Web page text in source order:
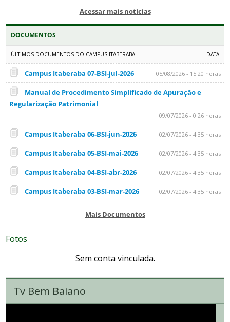
Acessar mais notícias
DOCUMENTOS
ÚLTIMOS DOCUMENTOS DO CAMPUS ITABERABA DATA
Campus Itaberaba 07-BSI-jul-2026 05/08/2026 - 15:20 horas
Manual de Procedimento Simplificado de Apuração e
Regularização Patrimonial
09/07/2026 - 0:26 horas
Campus Itaberaba 06-BSI-jun-2026 02/07/2026 - 4:35 horas
Campus Itaberaba 05-BSI-mai-2026 02/07/2026 - 4:35 horas
Campus Itaberaba 04-BSI-abr-2026 02/07/2026 - 4:35 horas
Campus Itaberaba 03-BSI-mar-2026 02/07/2026 - 4:35 horas
Mais Documentos
Fotos
Sem conta vinculada.
Tv Bem Baiano